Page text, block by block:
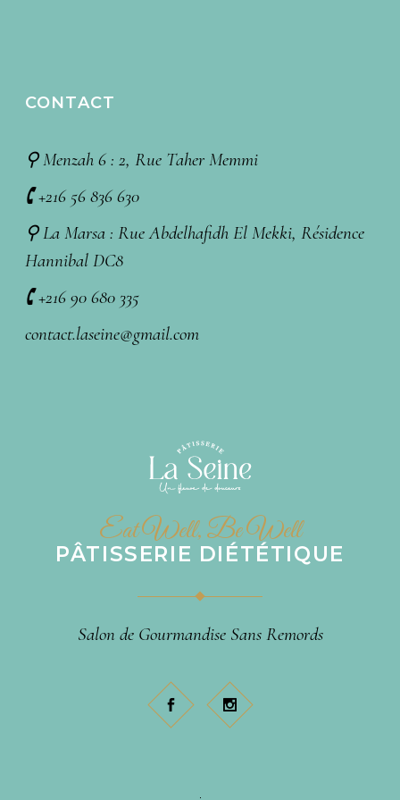
CONTACT
⚲ Menzah 6 : 2, Rue Taher Memmi
🕻 +216 56 836 630
⚲ La Marsa : Rue Abdelhafidh El Mekki, Résidence
Hannibal DC8
🕻 +216 90 680 335
contact.laseine@gmail.com
Eat Well, Be Well
PÂTISSERIE DIÉTÉTIQUE
Salon de Gourmandise Sans Remords